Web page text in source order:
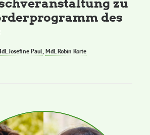
des
Josefine Paul,MdL Robin Korte